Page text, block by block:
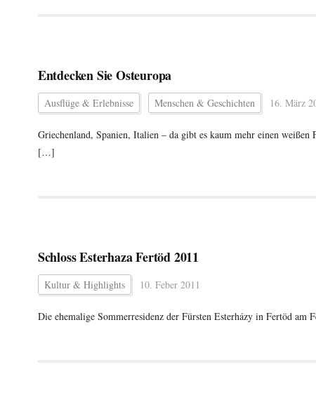
Entdecken Sie Osteuropa
Ausflüge & Erlebnisse Menschen & Geschichten 16. März
Griechenland, Spanien, Italien – da gibt es kaum mehr einen
[…]
Schloss Esterhaza Fertöd 2011
Kultur & Highlights 10. Feber 2011
Die ehemalige Sommerresidenz der Fürsten Esterházy in Fertöd